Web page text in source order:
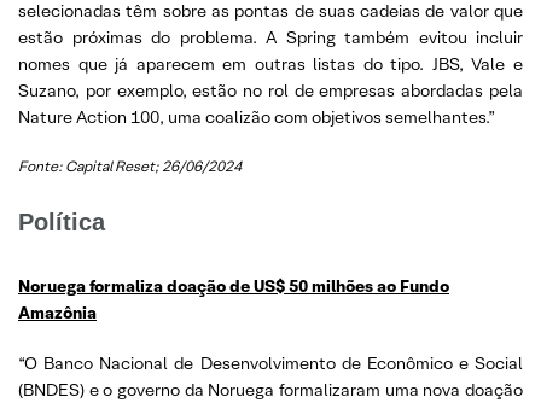
selecionadas têm sobre as pontas de suas cadeias de valor que
estão próximas do problema. A Spring também evitou incluir
nomes que já aparecem em outras listas do tipo. JBS, Vale e
Suzano, por exemplo, estão no rol de empresas abordadas pela
Nature Action 100, uma coalizão com objetivos semelhantes.”
Fonte: Capital Reset; 26/06/2024
Política
Noruega formaliza doação de US$ 50 milhões ao Fundo
Amazônia
“O Banco Nacional de Desenvolvimento de Econômico e Social
(BNDES) e o governo da Noruega formalizaram uma nova doação